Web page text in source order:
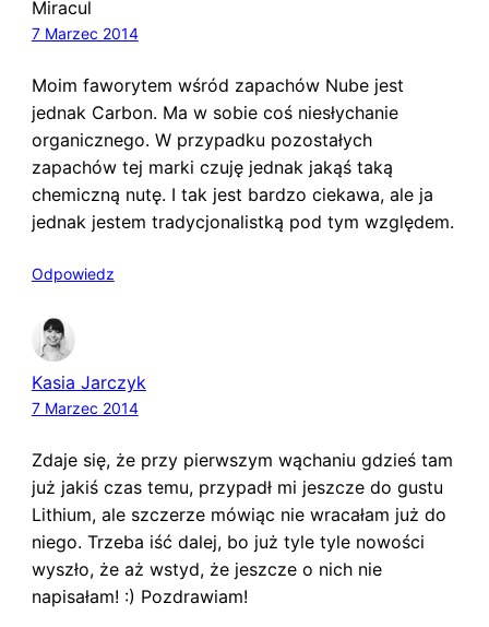
Miracul
7 Marzec 2014
Moim faworytem wśród zapachów Nube jest
jednak Carbon. Ma w sobie coś niesłychanie
organicznego. W przypadku pozostałych
zapachów tej marki czuję jednak jakąś taką
chemiczną nutę. I tak jest bardzo ciekawa, ale ja
jednak jestem tradycjonalistką pod tym względem.
Odpowiedz
Kasia Jarczyk
7 Marzec 2014
Zdaje się, że przy pierwszym wąchaniu gdzieś tam
już jakiś czas temu, przypadł mi jeszcze do gustu
Lithium, ale szczerze mówiąc nie wracałam już do
niego. Trzeba iść dalej, bo już tyle tyle nowości
wyszło, że aż wstyd, że jeszcze o nich nie
napisałam! :) Pozdrawiam!